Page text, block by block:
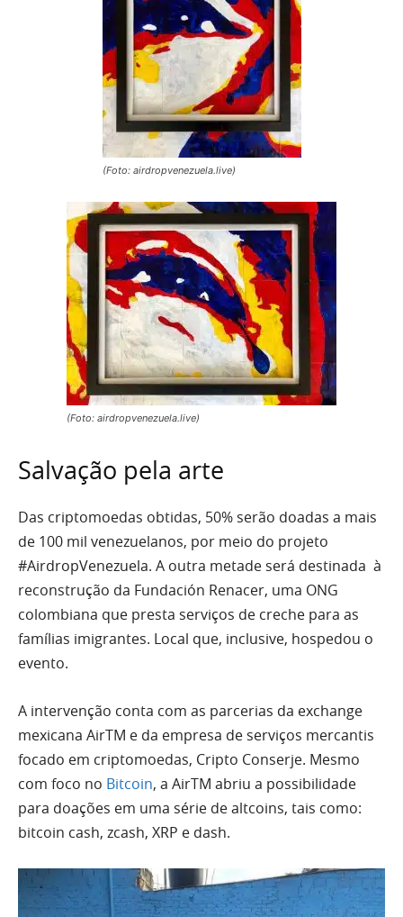
(Foto: airdropvenezuela.live)
(Foto: airdropvenezuela.live)
Salvação pela arte
Das criptomoedas obtidas, 50% serão doadas a mais
de 100 mil venezuelanos, por meio do projeto
#AirdropVenezuela. A outra metade será destinada à
reconstrução da Fundación Renacer, uma ONG
colombiana que presta serviços de creche para as
famílias imigrantes. Local que, inclusive, hospedou o
evento.
A intervenção conta com as parcerias da exchange
mexicana AirTM e da empresa de serviços mercantis
focado em criptomoedas, Cripto Conserje. Mesmo
com foco no Bitcoin, a AirTM abriu a possibilidade
para doações em uma série de altcoins, tais como:
bitcoin cash, zcash, XRP e dash.